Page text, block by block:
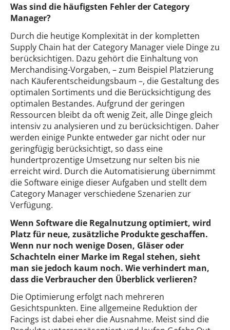
Was sind die häufigsten Fehler der Category
Manager?
Durch die heutige Komplexität in der kompletten
Supply Chain hat der Category Manager viele Dinge zu
berücksichtigen. Dazu gehört die Einhaltung von
Merchandising-Vorgaben, – zum Beispiel Platzierung
nach Käuferentscheidungsbaum –, die Gestaltung des
optimalen Sortiments und die Berücksichtigung des
optimalen Bestandes. Aufgrund der geringen
Ressourcen bleibt da oft wenig Zeit, alle Dinge gleich
intensiv zu analysieren und zu berücksichtigen. Daher
werden einige Punkte entweder gar nicht oder nur
geringfügig berücksichtigt, so dass eine
hundertprozentige Umsetzung nur selten bis nie
erreicht wird. Durch die Automatisierung übernimmt
die Software einige dieser Aufgaben und stellt dem
Category Manager verschiedene Szenarien zur
Verfügung.
Wenn Software die Regalnutzung optimiert, wird
Platz für neue, zusätzliche Produkte geschaffen.
Wenn nur noch wenige Dosen, Gläser oder
Schachteln einer Marke im Regal stehen, sieht
man sie jedoch kaum noch. Wie verhindert man,
dass die Verbraucher den Überblick verlieren?
Die Optimierung erfolgt nach mehreren
Gesichtspunkten. Eine allgemeine Reduktion der
Facings ist dabei eher die Ausnahme. Meist sind die